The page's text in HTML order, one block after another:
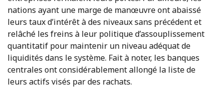
nations ayant une marge de manœuvre ont abaissé
leurs taux d’intérêt à des niveaux sans précédent et
relâché les freins à leur politique d’assouplissement
quantitatif pour maintenir un niveau adéquat de
liquidités dans le système. Fait à noter, les banques
centrales ont considérablement allongé la liste de
leurs actifs visés par des rachats.